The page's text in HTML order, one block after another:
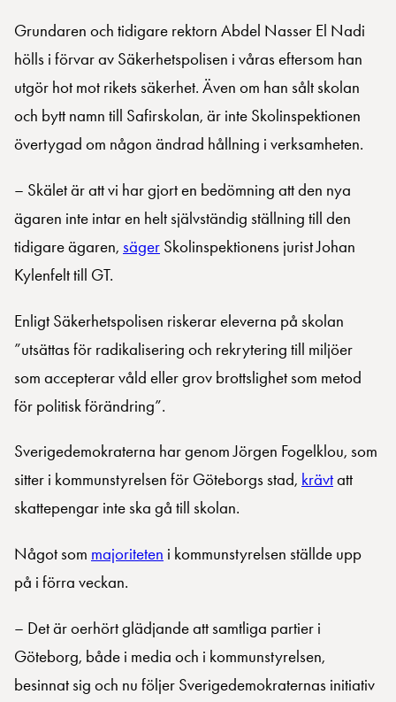
Grundaren och tidigare rektorn Abdel Nasser El Nadi
hölls i förvar av Säkerhetspolisen i våras eftersom han
utgör hot mot rikets säkerhet. Även om han sålt skolan
och bytt namn till Safirskolan, är inte Skolinspektionen
övertygad om någon ändrad hållning i verksamheten.
– Skälet är att vi har gjort en bedömning att den nya
ägaren inte intar en helt självständig ställning till den
tidigare ägaren, säger Skolinspektionens jurist Johan
Kylenfelt till GT.
Enligt Säkerhetspolisen riskerar eleverna på skolan
”utsättas för radikalisering och rekrytering till miljöer
som accepterar våld eller grov brottslighet som metod
för politisk förändring”.
Sverigedemokraterna har genom Jörgen Fogelklou, som
sitter i kommunstyrelsen för Göteborgs stad, krävtatt
skattepengar inte ska gå till skolan.
Något som majoriteten i kommunstyrelsen ställde upp
på i förra veckan.
– Det är oerhört glädjande att samtliga partier i
Göteborg, både i media och i kommunstyrelsen,
besinnat sig och nu följer Sverigedemokraternas initiativ